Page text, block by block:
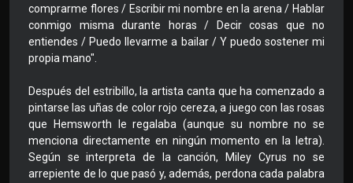
comprarme flores / Escribir mi nombre en la arena / Hablar
conmigo misma durante horas / Decir cosas que no
entiendes / Puedo llevarme a bailar / Y puedo sostener mi
propia mano".
Después del estribillo, la artista canta que ha comenzado a
pintarse las uñas de color rojo cereza, a juego con las rosas
que Hemsworth le regalaba (aunque su nombre no se
menciona directamente en ningún momento en la letra).
Según se interpreta de la canción, Miley Cyrus no se
arrepiente de lo que pasó y, además, perdona cada palabra